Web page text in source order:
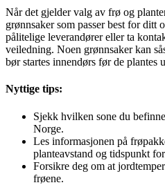
Når det gjelder valg av frø og
grønnsaker som passer best for ditt
pålitelige leverandører eller ta
veiledning. Noen grønnsaker kan
bør startes innendørs før de plantes
Nyttige tips:
Sjekk hvilken sone du
Norge.
Les informasjonen på
planteavstand og tidspunkt
Forsikre deg om at
frøene.